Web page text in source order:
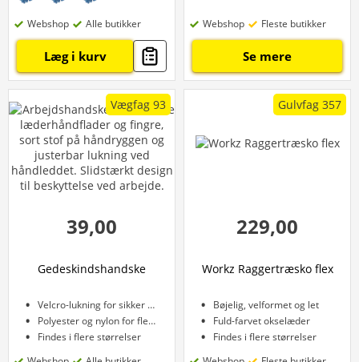
Webshop Alle butikker
Læg i kurv
Webshop Fleste butikker
Se mere
Vægfag 93
39,00
Gedeskindshandske
Velcro-lukning for sikker pasform
Polyester og nylon for fleksibilitet
Findes i flere størrelser
Gulvfag 357
229,00
Workz Raggertræsko flex
Bøjelig, velformet og let
Fuld-farvet okselæder
Findes i flere størrelser